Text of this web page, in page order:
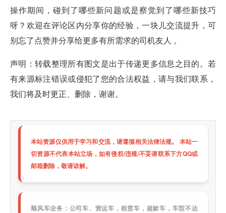
操作期间，碰到了哪些新问题或是察觉到了哪些新技巧
呀？欢迎在评论区内分享你的经验，一块儿交流提升，可
别忘了点赞并分享给更多有所需求的司机友人 。
声明：转载整理所有图文是出于传递更多信息之目的。若
有来源标注错误或侵犯了您的合法权益，请与我们联系，
我们将及时更正、删除，谢谢。
本站资源仅供用于学习和交流，请遵循相关法律法规。 本站一
切资源不代表本站立场，如有侵权/违规/不妥请联系下方QQ或
邮箱删除，敬请谅解。
顺风车业务：公司车、营运车，租赁车，超龄车，车型不达